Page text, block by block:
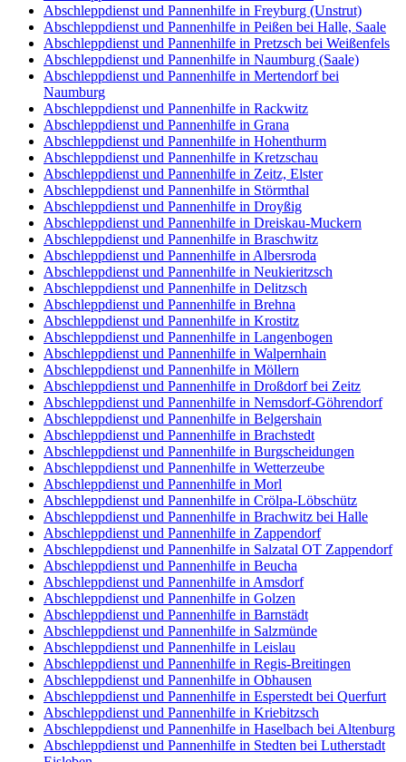
Abschleppdienst und Pannenhilfe in Freyburg (Unstrut)
Abschleppdienst und Pannenhilfe in Peißen bei Halle, Saale
Abschleppdienst und Pannenhilfe in Pretzsch bei Weißenfels
Abschleppdienst und Pannenhilfe in Naumburg (Saale)
Abschleppdienst und Pannenhilfe in Mertendorf bei
Naumburg
Abschleppdienst und Pannenhilfe in Rackwitz
Abschleppdienst und Pannenhilfe in Grana
Abschleppdienst und Pannenhilfe in Hohenthurm
Abschleppdienst und Pannenhilfe in Kretzschau
Abschleppdienst und Pannenhilfe in Zeitz, Elster
Abschleppdienst und Pannenhilfe in Störmthal
Abschleppdienst und Pannenhilfe in Droyßig
Abschleppdienst und Pannenhilfe in Dreiskau-Muckern
Abschleppdienst und Pannenhilfe in Braschwitz
Abschleppdienst und Pannenhilfe in Albersroda
Abschleppdienst und Pannenhilfe in Neukieritzsch
Abschleppdienst und Pannenhilfe in Delitzsch
Abschleppdienst und Pannenhilfe in Brehna
Abschleppdienst und Pannenhilfe in Krostitz
Abschleppdienst und Pannenhilfe in Langenbogen
Abschleppdienst und Pannenhilfe in Walpernhain
Abschleppdienst und Pannenhilfe in Möllern
Abschleppdienst und Pannenhilfe in Droßdorf bei Zeitz
Abschleppdienst und Pannenhilfe in Nemsdorf-Göhrendorf
Abschleppdienst und Pannenhilfe in Belgershain
Abschleppdienst und Pannenhilfe in Brachstedt
Abschleppdienst und Pannenhilfe in Burgscheidungen
Abschleppdienst und Pannenhilfe in Wetterzeube
Abschleppdienst und Pannenhilfe in Morl
Abschleppdienst und Pannenhilfe in Crölpa-Löbschütz
Abschleppdienst und Pannenhilfe in Brachwitz bei Halle
Abschleppdienst und Pannenhilfe in Zappendorf
Abschleppdienst und Pannenhilfe in Salzatal OT Zappendorf
Abschleppdienst und Pannenhilfe in Beucha
Abschleppdienst und Pannenhilfe in Amsdorf
Abschleppdienst und Pannenhilfe in Golzen
Abschleppdienst und Pannenhilfe in Barnstädt
Abschleppdienst und Pannenhilfe in Salzmünde
Abschleppdienst und Pannenhilfe in Leislau
Abschleppdienst und Pannenhilfe in Regis-Breitingen
Abschleppdienst und Pannenhilfe in Obhausen
Abschleppdienst und Pannenhilfe in Esperstedt bei Querfurt
Abschleppdienst und Pannenhilfe in Kriebitzsch
Abschleppdienst und Pannenhilfe in Haselbach bei Altenburg
Abschleppdienst und Pannenhilfe in Stedten bei Lutherstadt